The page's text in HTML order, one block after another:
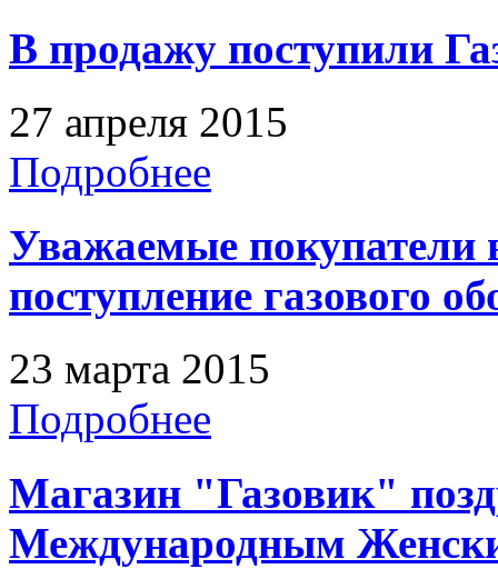
В продажу поступили
27 апреля 2015
Подробнее
Уважаемые покупатели
поступление газового
23 марта 2015
Подробнее
Магазин "Газовик"
Международным